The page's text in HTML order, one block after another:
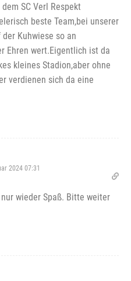
SC Verl Respekt
beste Team,bei unserer
Kuhwiese so an
Ehren wert.Eigentlich ist da
kleines Stadion,aber ohne
verdienen sich da eine
2024 07:31
wieder Spaß. Bitte weiter